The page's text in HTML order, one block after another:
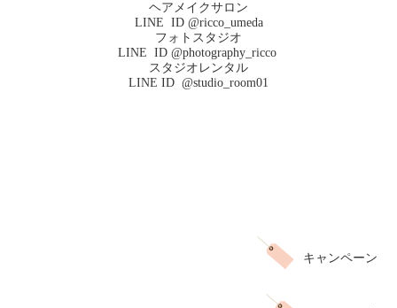
ヘアメイクサロン
LINE ID @ricco_umeda
フォトスタジオ
LINE ID @photography_ricco
スタジオレンタル
LINE ID @studio_room01
キャンペーン